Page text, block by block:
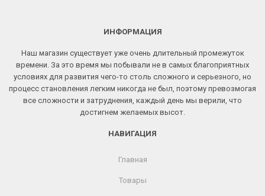
ИНФОРМАЦИЯ
Наш магазин существует уже очень длительный промежуток
времени. За это время мы побывали не в самых благоприятных
условиях для развития чего-то столь сложного и серьезного, но
процесс становления легким никогда не был, поэтому превозмогая
все сложности и затруднения, каждый день мы верили, что
достигнем желаемых высот.
НАВИГАЦИЯ
Главная
Товары